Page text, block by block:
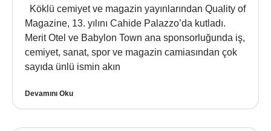
Köklü cemiyet ve magazin yayınlarından Quality of
Magazine, 13. yılını Cahide Palazzo’da kutladı.
Merit Otel ve Babylon Town ana sponsorluğunda iş,
cemiyet, sanat, spor ve magazin camiasından çok
sayıda ünlü ismin akın
Devamını Oku